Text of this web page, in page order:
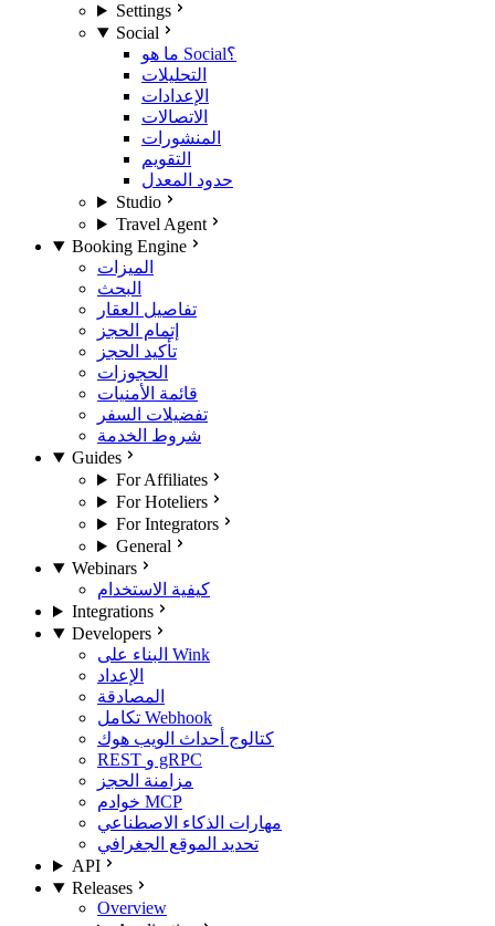
Settings
Social
ما هو Social؟
التحليلات
الإعدادات
الاتصالات
المنشورات
التقويم
حدود المعدل
Studio
Travel Agent
Booking Engine
الميزات
البحث
تفاصيل العقار
إتمام الحجز
تأكيد الحجز
الحجوزات
قائمة الأمنيات
تفضيلات السفر
شروط الخدمة
Guides
For Affiliates
For Hoteliers
For Integrators
General
Webinars
كيفية الاستخدام
Integrations
Developers
البناء على Wink
الإعداد
المصادقة
تكامل Webhook
كتالوج أحداث الويب هوك
REST و gRPC
مزامنة الحجز
خوادم MCP
مهارات الذكاء الاصطناعي
تحديد الموقع الجغرافي
API
Releases
Overview